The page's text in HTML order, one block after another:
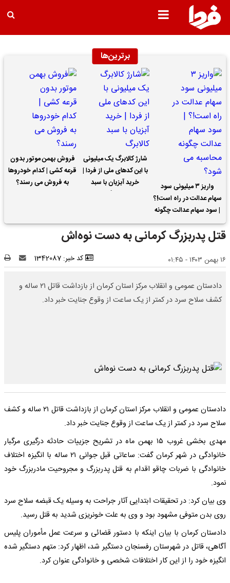
برترین‌ها
واریز ۳ میلیونی سود
سهام عدالت در راه است!؟
| سود سهام عدالت چگونه
محاسبه می شود؟
شارژ کالابرگ یک میلیونی
با این کدهای ملی از فردا |
خرید آبزیان با سبد
فروش بهمن موتور بدون
قرعه کشی | کدام خودروها
به فروش می رسند؟
قتل پدربزرگ کرمانی به دست نوه‌اش
۱۶ بهمن ۱۴۰۳ - ۰۱:۴۵ کد خبر: 1342087
دادستان عمومی و انقلاب مرکز استان کرمان از بازداشت قاتل ٢١ ساله و
کشف سلاح سرد در کمتر از یک ساعت از وقوع جنایت خبر داد.
دادستان عمومی و انقلاب مرکز استان کرمان از بازداشت قاتل ٢١ ساله و کشف
سلاح سرد در کمتر از یک ساعت از وقوع جنایت خبر داد.
مهدی بخشی غروب ۱۵ بهمن ماه در تشریح جزییات حادثه درگیری مرگبار
خانوادگی در شهر کرمان گفت: ساعاتی قبل جوانی ٢١ ساله با انگیزه اختلاف
خانوادگی با ضربات چاقو اقدام به قتل پدربزرگ و مجروحیت مادربزرگ خود
نمود.
وی بیان کرد: در تحقیقات ابتدایی آثار جراحت به وسیله یک قبضه سلاح سرد
روی بدن متوفی مشهود بود و وی به علت خونریزی شدید به قتل رسید.
دادستان کرمان با بیان اینکه با دستور قضائی و سرعت عمل مأموران پلیس
آگاهی، قاتل در شهرستان رفسنجان دستگیر شد، اظهار کرد: متهم دستگیر شده
انگیزه خود را از این کار اختلافات شخصی و خانوادگی عنوان کرد.